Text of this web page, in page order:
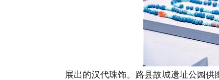
展出的汉代珠饰。路县故城遗址公园供